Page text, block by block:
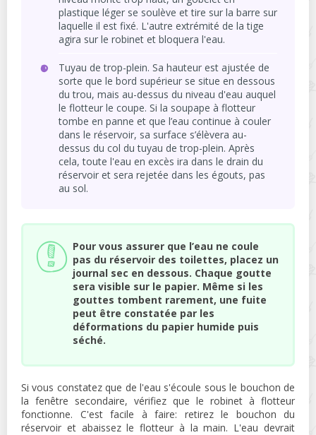
plastique léger se soulève et tire sur la barre sur
laquelle il est fixé. L'autre extrémité de la tige
agira sur le robinet et bloquera l'eau.
Tuyau de trop-plein. Sa hauteur est ajustée de
sorte que le bord supérieur se situe en dessous
du trou, mais au-dessus du niveau d'eau auquel
le flotteur le coupe. Si la soupape à flotteur
tombe en panne et que l’eau continue à couler
dans le réservoir, sa surface s’élèvera au-
dessus du col du tuyau de trop-plein. Après
cela, toute l'eau en excès ira dans le drain du
réservoir et sera rejetée dans les égouts, pas
au sol.
Pour vous assurer que l’eau ne coule
pas du réservoir des toilettes, placez un
journal sec en dessous. Chaque goutte
sera visible sur le papier. Même si les
gouttes tombent rarement, une fuite
peut être constatée par les
déformations du papier humide puis
séché.
Si vous constatez que de l'eau s'écoule sous le bouchon de
la fenêtre secondaire, vérifiez que le robinet à flotteur
fonctionne. C'est facile à faire: retirez le bouchon du
réservoir et abaissez le flotteur à la main. L'eau devrait